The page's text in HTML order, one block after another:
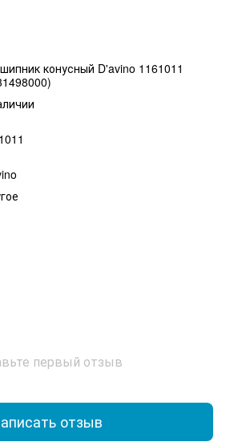
конусный D'avino 1161011
первый отзыв
отзыв